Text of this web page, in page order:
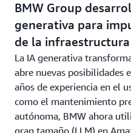
BMW Group
generativa para
de la infraestructura
La IA generativa
abre nuevas posibilidades
años de experiencia en el
como el mantenimiento
autónoma, BMW ahora
gran tamaño (LLM) en